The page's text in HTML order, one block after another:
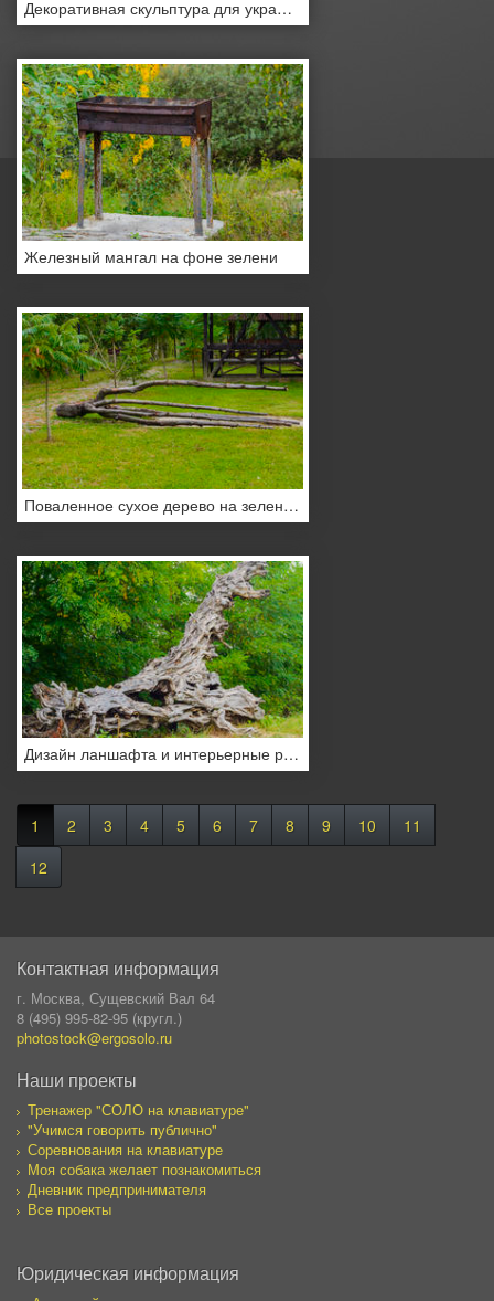
Декоративная скульптура для украшения сада на белом фоне
Железный мангал на фоне зелени
Поваленное сухое дерево на зеленом газоне
Дизайн ланшафта и интерьерные решения на терретории частного сектора
1 2 3 4 5 6 7 8 9 10
11
12
Контактная информация
г. Москва, Сущевский Вал 64
8 (495) 995-82-95 (кругл.)
photostock@ergosolo.ru
Наши проекты
Тренажер "СОЛО на клавиатуре"
"Учимся говорить публично"
Соревнования на клавиатуре
Моя собака желает познакомиться
Дневник предпринимателя
Все проекты
Юридическая информация